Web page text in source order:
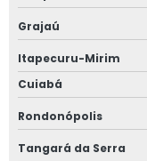
Grajaú
Itapecuru-Mirim
Cuiabá
Rondonópolis
Tangará da Serra